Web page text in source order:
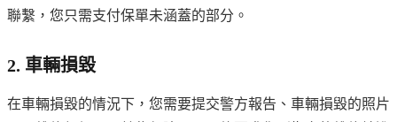
聯繫，您只需支付保單未涵蓋的部分。
2. 車輛損毀
在車輛損毀的情況下，您需要提交警方報告、車輛損毀的照片